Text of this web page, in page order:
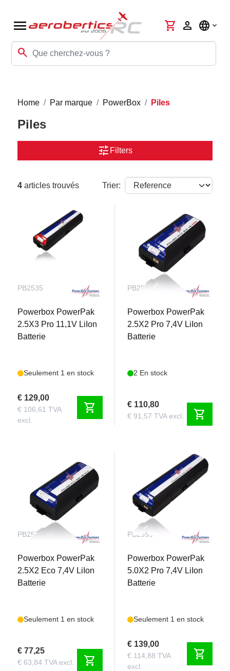
menu
search
shopping_cart person language
Home Par marque PowerBox Piles
Piles
tune Filters
4 articles trouvés Trier:
PB2535
Powerbox PowerPak
2.5X3 Pro 11,1V LiIon
Batterie
Seulement 1 en stock
€ 129,00
€ 106,61 TVA
excl.
shopping_cart
PB2525
Powerbox PowerPak
2.5X2 Pro 7,4V LiIon
Batterie
2 En stock
€ 110,80
€ 91,57 TVA excl. shopping_cart
PB2520
Powerbox PowerPak
2.5X2 Eco 7,4V LiIon
Batterie
Seulement 1 en stock
€ 77,25
€ 63,84 TVA excl. shopping_cart
PB2555
Powerbox PowerPak
5.0X2 Pro 7,4V LiIon
Batterie
Seulement 1 en stock
€ 139,00
€ 114,88 TVA
excl.
shopping_cart